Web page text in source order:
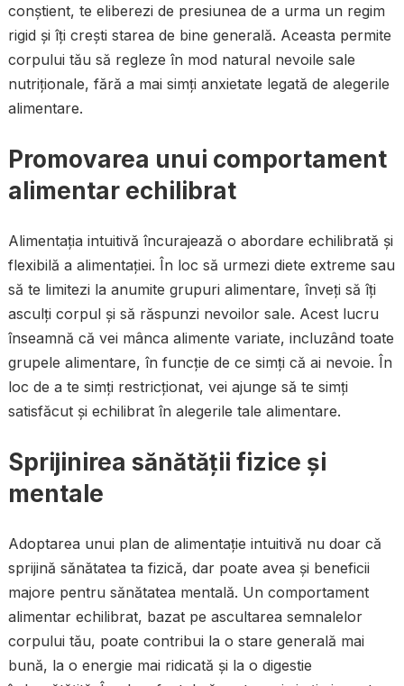
conștient, te eliberezi de presiunea de a urma un regim
rigid și îți crești starea de bine generală. Aceasta permite
corpului tău să regleze în mod natural nevoile sale
nutriționale, fără a mai simți anxietate legată de alegerile
alimentare.
Promovarea unui comportament
alimentar echilibrat
Alimentația intuitivă încurajează o abordare echilibrată și
flexibilă a alimentației. În loc să urmezi diete extreme sau
să te limitezi la anumite grupuri alimentare, înveți să îți
asculți corpul și să răspunzi nevoilor sale. Acest lucru
înseamnă că vei mânca alimente variate, incluzând toate
grupele alimentare, în funcție de ce simți că ai nevoie. În
loc de a te simți restricționat, vei ajunge să te simți
satisfăcut și echilibrat în alegerile tale alimentare.
Sprijinirea sănătății fizice și
mentale
Adoptarea unui plan de alimentație intuitivă nu doar că
sprijină sănătatea ta fizică, dar poate avea și beneficii
majore pentru sănătatea mentală. Un comportament
alimentar echilibrat, bazat pe ascultarea semnalelor
corpului tău, poate contribui la o stare generală mai
bună, la o energie mai ridicată și la o digestie